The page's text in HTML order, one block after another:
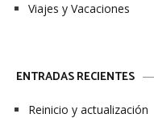
Viajes y Vacaciones
ENTRADAS RECIENTES
Reinicio y actualización